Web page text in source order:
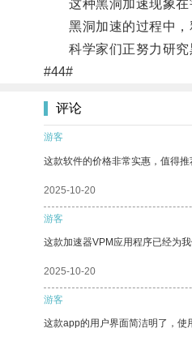
这种黑洞加速现象在宇
黑洞加速的过程中，
科学家们正努力研究
#44#
评论
游客
这款软件的价格非常实惠，值得推
2025-10-20
游客
这款加速器VPM应用程序已经为
2025-10-20
游客
这款app的用户界面简洁明了，使